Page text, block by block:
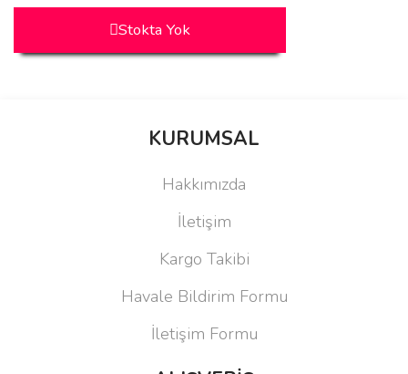
Stokta Yok
KURUMSAL
Hakkımızda
İletişim
Kargo Takibi
Havale Bildirim Formu
İletişim Formu